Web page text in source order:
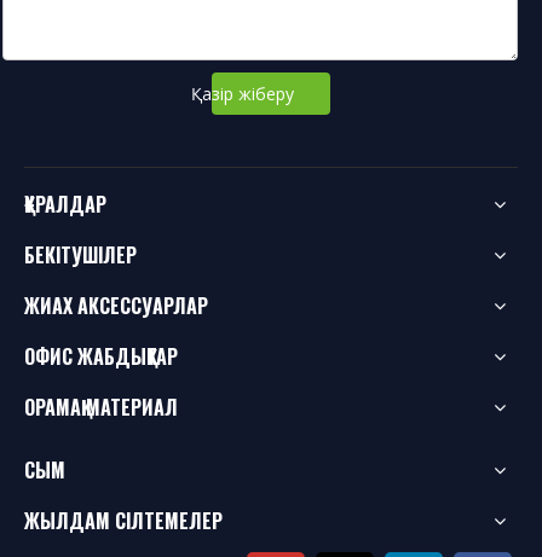
Қазір жіберу
ҚҰРАЛДАР
БЕКІТУШІЛЕР
ЖИАХ АКСЕССУАРЛАР
ОФИС ЖАБДЫҚТАР
ОРАМАҚ МАТЕРИАЛ
СЫМ
ЖЫЛДАМ СІЛТЕМЕЛЕР